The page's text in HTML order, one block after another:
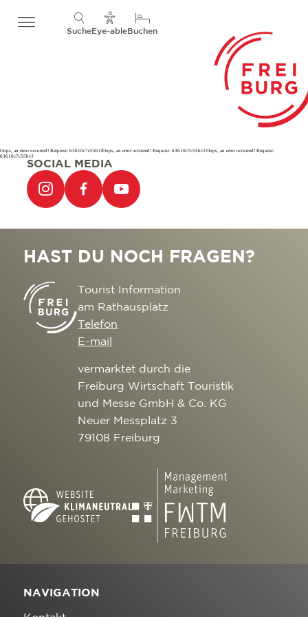
SucheEye-ableBuchen
Oops, an error occurred! Request: 63610c7c55b1fOops, an error occurred! Request: 63610c7c55b1f Oops, an error occurred! Request:
63610c7c55b1f
SOCIAL MEDIA
HAST DU NOCH FRAGEN?
Tourist Information
am Rathausplatz
Telefon
E-mail
vermarktet durch die
Freiburg Wirtschaft Touristik
und Messe GmbH & Co. KG
Neuer Messplatz 3
79108 Freiburg
NAVIGATION